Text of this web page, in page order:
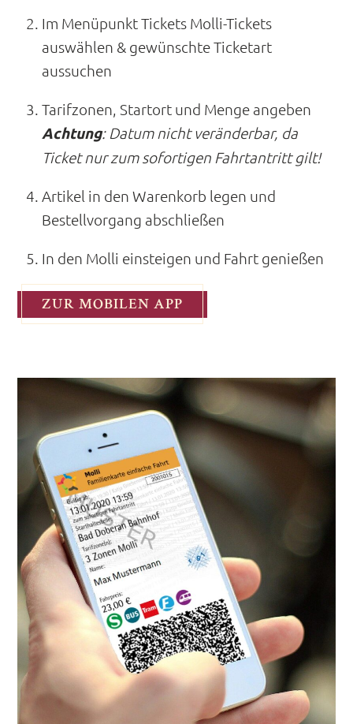
Im Menüpunkt Tickets Molli-Tickets
auswählen & gewünschte Ticketart
aussuchen
Tarifzonen, Startort und Menge angeben
Achtung: Datum nicht veränderbar, da
Ticket nur zum sofortigen Fahrtantritt gilt!
Artikel in den Warenkorb legen und
Bestellvorgang abschließen
In den Molli einsteigen und Fahrt genießen
ZUR MOBILEN APP